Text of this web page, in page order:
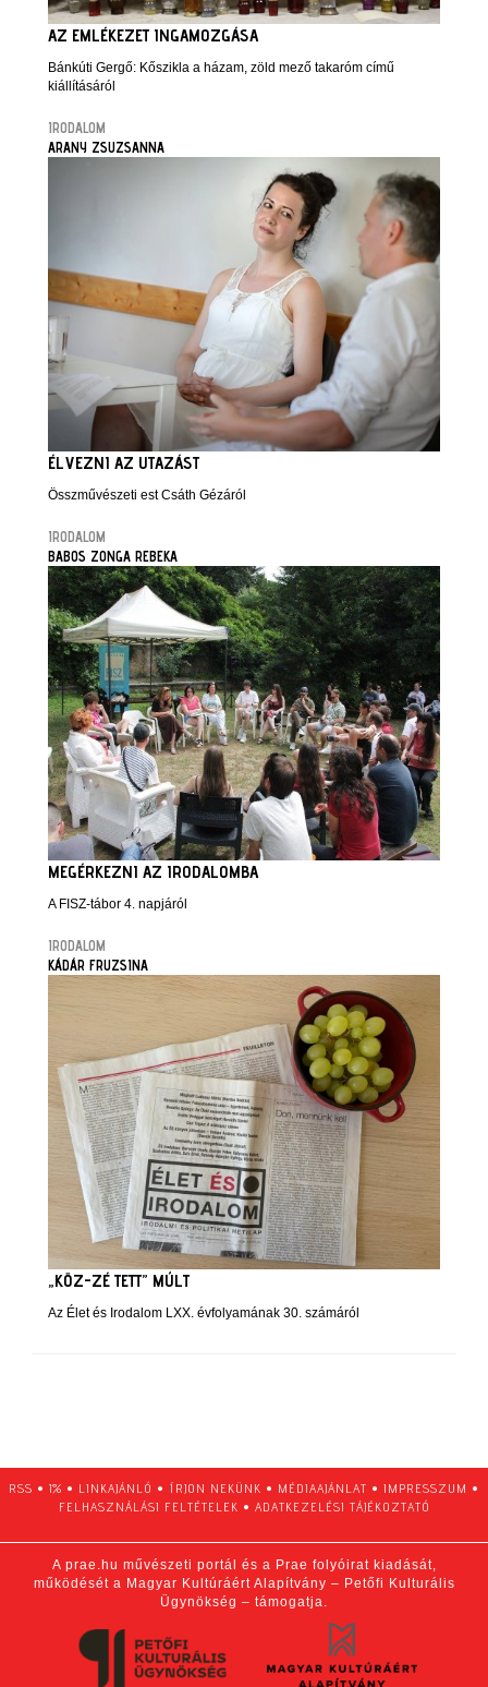
AZ EMLÉKEZET INGAMOZGÁSA
Bánkúti Gergő: Kőszikla a házam, zöld mező takaróm című
kiállításáról
IRODALOM
ARANY ZSUZSANNA
ÉLVEZNI AZ UTAZÁST
Összművészeti est Csáth Gézáról
IRODALOM
BABOS ZONGA REBEKA
MEGÉRKEZNI AZ IRODALOMBA
A FISZ-tábor 4. napjáról
IRODALOM
KÁDÁR FRUZSINA
„KÖZ-ZÉ TETT” MÚLT
Az Élet és Irodalom LXX. évfolyamának 30. számáról
RSS • 1% • LINKAJÁNLÓ • ÍRJON NEKÜNK • MÉDIAAJÁNLAT • IMPRESSZUM •
FELHASZNÁLÁSI FELTÉTELEK • ADATKEZELÉSI TÁJÉKOZTATÓ
A prae.hu művészeti portál és a Prae folyóirat kiadását,
működését a Magyar Kultúráért Alapítvány – Petőfi Kulturális
Ügynökség – támogatja.